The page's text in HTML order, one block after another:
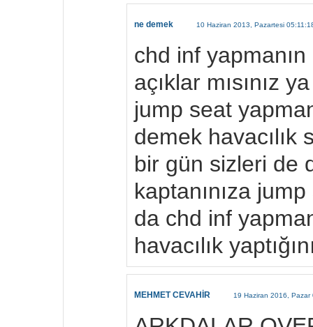
ne demek 10 Haziran 2013, Pazartesi
chd inf
açıklar mısınız
jump seat
demek
bir gün sizleri de
kaptanınıza
da chd inf
havacılık
MEHMET CEVAHİR 19 Haziran 2016, Pazar